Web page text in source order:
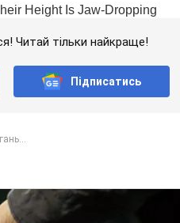
Читай тільки найкраще!
Підписатись